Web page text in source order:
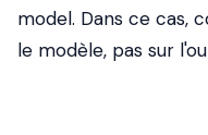
model. Dans ce cas,
le modèle, pas sur